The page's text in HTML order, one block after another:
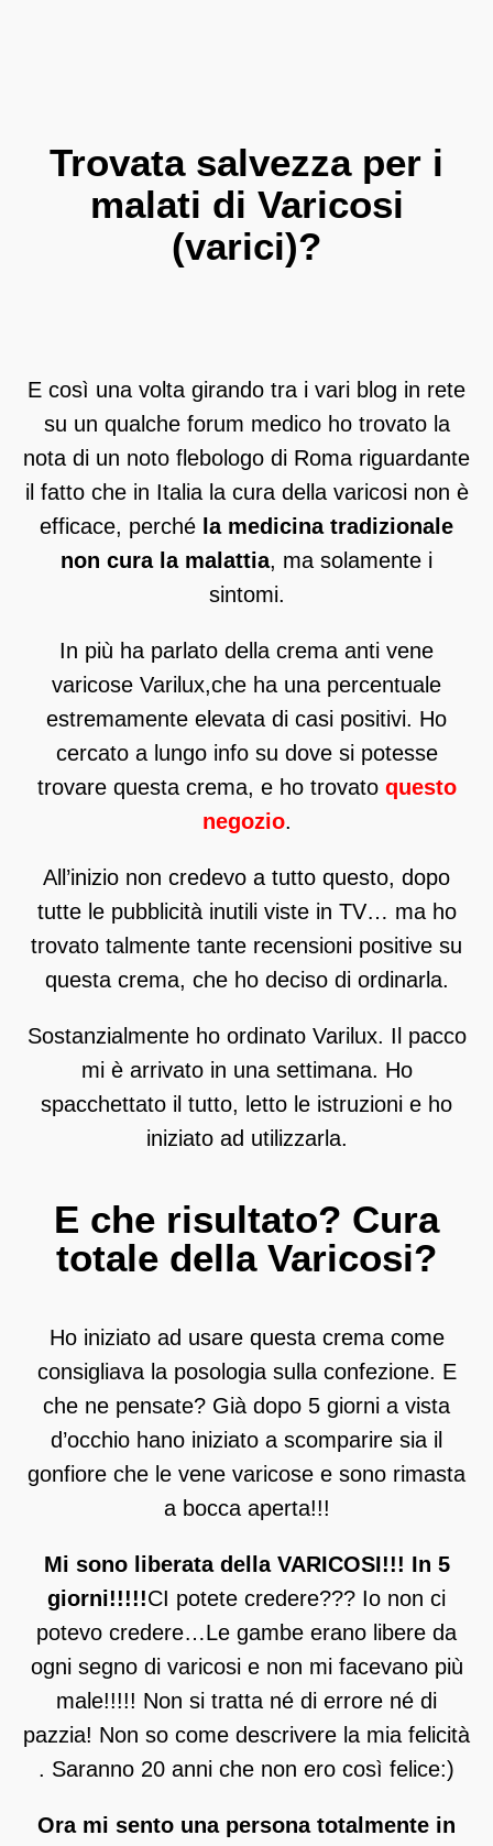
Trovata salvezza per i
malati di Varicosi
(varici)?
E così una volta girando tra i vari blog in rete
su un qualche forum medico ho trovato la
nota di un noto flebologo di Roma riguardante
il fatto che in Italia la cura della varicosi non è
efficace, perché la medicina tradizionale
non cura la malattia, ma solamente i
sintomi.
In più ha parlato della crema anti vene
varicose Varilux,che ha una percentuale
estremamente elevata di casi positivi. Ho
cercato a lungo info su dove si potesse
trovare questa crema, e ho trovato questo
negozio.
All’inizio non credevo a tutto questo, dopo
tutte le pubblicità inutili viste in TV… ma ho
trovato talmente tante recensioni positive su
questa crema, che ho deciso di ordinarla.
Sostanzialmente ho ordinato Varilux. Il pacco
mi è arrivato in una settimana. Ho
spacchettato il tutto, letto le istruzioni e ho
iniziato ad utilizzarla.
E che risultato? Cura
totale della Varicosi?
Ho iniziato ad usare questa crema come
consigliava la posologia sulla confezione. E
che ne pensate? Già dopo 5 giorni a vista
d’occhio hano iniziato a scomparire sia il
gonfiore che le vene varicose e sono rimasta
a bocca aperta!!!
Mi sono liberata della VARICOSI!!! In 5
giorni!!!!!CI potete credere??? Io non ci
potevo credere…Le gambe erano libere da
ogni segno di varicosi e non mi facevano più
male!!!!! Non si tratta né di errore né di
pazzia! Non so come descrivere la mia felicità
. Saranno 20 anni che non ero così felice:)
Ora mi sento una persona totalmente in